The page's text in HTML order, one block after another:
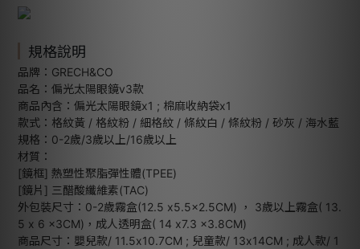
規格說明
品牌：GRECH&CO
品名：偏光太陽眼鏡v3款
商品內含：偏光太陽眼鏡x1 ; 棉麻收納袋x1
款式：格紋黃 / 格紋粉 / 細格紋 / 條紋白 / 條紋粉 / 砂灰 / 海水藍
規格：0-2歲/3歲以上/16歲以上
材質：
[鏡框] 熱塑性聚脂彈性體(TPEE)
[鏡片] 三醋酸纖維素(TAC)
外包裝尺寸：0-2歲霧盒(12.5 x5.5x2.5CM) ， 3歲以上霧盒( 13.
5 x 6 x3CM)，成人透明盒( 14 x7.3 x3.8CM)
商品尺寸：嬰兒款/ 11.5x10.7CM ; 兒童款/ 13x14CM ; 成人款/ 1